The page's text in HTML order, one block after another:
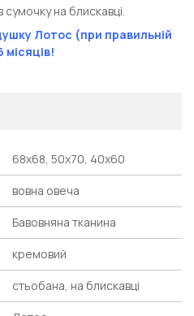
на блискавці.
Лотос (при правильній
місяців!
68х68, 50х70, 40х60
вовна овеча
Бавовняна тканина
кремовий
стьобана, на блискавці